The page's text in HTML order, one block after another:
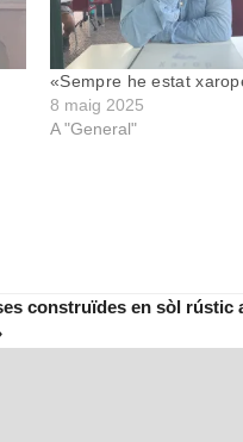
«Sempre he estat
8 maig 2025
A "General"
construïdes en sòl rústic